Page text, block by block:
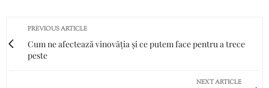
PREVIOUS ARTICLE
Cum ne afectează vinovăția și ce putem face pentru a trece
peste
NEXT ARTICLE